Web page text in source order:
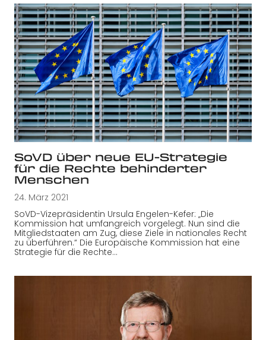
SoVD über neue EU-Strategie
für die Rechte behinderter
Menschen
24. März 2021
SoVD-Vizepräsidentin Ursula Engelen-Kefer: „Die
Kommission hat umfangreich vorgelegt. Nun sind die
Mitgliedstaaten am Zug, diese Ziele in nationales Recht
zu überführen.“ Die Europäische Kommission hat eine
Strategie für die Rechte…